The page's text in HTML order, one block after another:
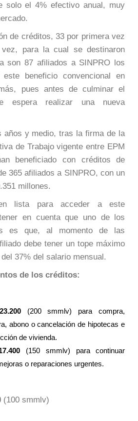
solo el 4% efectivo anual, muy
de créditos, 33 por primera vez
para la cual se destinaron
son 87 afiliados a SINPRO los
beneficio convencional en
pues antes de culminar el
espera realizar una nueva
años y medio, tras la firma de la
de Trabajo vigente entre EPM
beneficiado con créditos de
365 afiliados a SINPRO, con un
millones.
lista para acceder a este
en cuenta que uno de los
es que, al momento de las
debe tener un tope máximo
37% del salario mensual.
de los créditos:
(200 smmlv) para compra,
abono o cancelación de hipotecas e
de vivienda.
(150 smmlv) para continuar
o reparaciones urgentes.
(100 smmlv)